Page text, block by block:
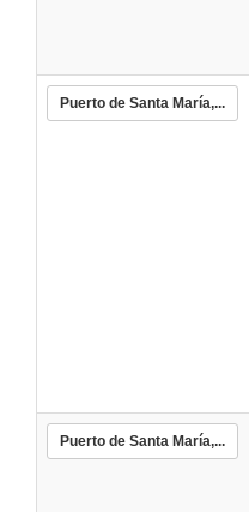
Puerto de Santa María,...
Puerto de Santa María,...